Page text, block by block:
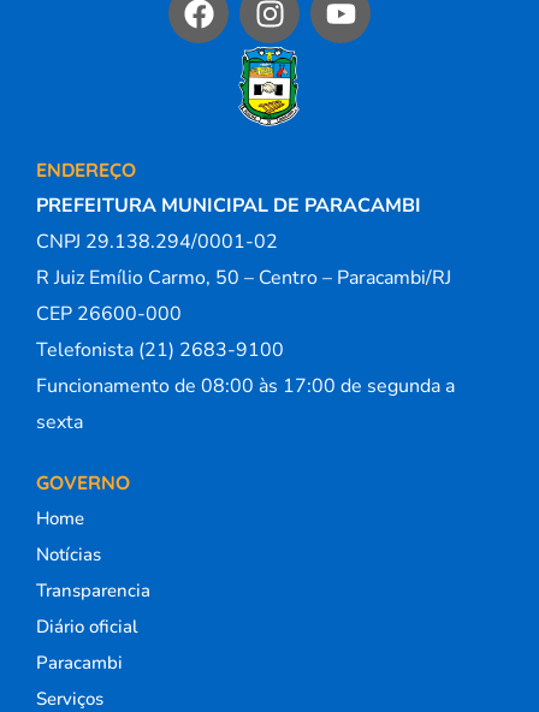
ENDEREÇO
PREFEITURA MUNICIPAL DE PARACAMBI
CNPJ 29.138.294/0001-02
R Juiz Emílio Carmo, 50 – Centro – Paracambi/RJ
CEP 26600-000
Telefonista (21) 2683-9100
Funcionamento de 08:00 às 17:00 de segunda a
sexta
GOVERNO
Home
Notícias
Transparencia
Diário oficial
Paracambi
Serviços